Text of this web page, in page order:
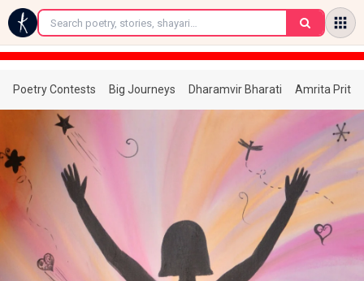
←
Poetry Contests Big Journeys Dharamvir Bharati Amrita